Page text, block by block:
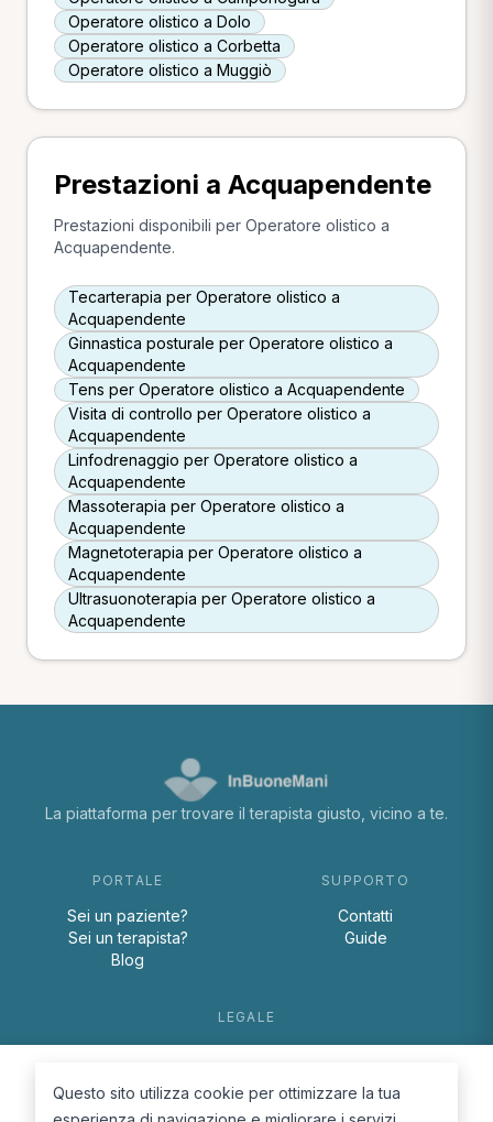
Operatore olistico a Dolo
Operatore olistico a Corbetta
Operatore olistico a Muggiò
Prestazioni a Acquapendente
Prestazioni disponibili per Operatore olistico a
Acquapendente.
Tecarterapia per Operatore olistico a
Acquapendente
Ginnastica posturale per Operatore olistico a
Acquapendente
Tens per Operatore olistico a Acquapendente
Visita di controllo per Operatore olistico a
Acquapendente
Linfodrenaggio per Operatore olistico a
Acquapendente
Massoterapia per Operatore olistico a
Acquapendente
Magnetoterapia per Operatore olistico a
Acquapendente
Ultrasuonoterapia per Operatore olistico a
Acquapendente
La piattaforma per trovare il terapista giusto, vicino a te.
PORTALE
Sei un paziente?
Sei un terapista?
Blog
SUPPORTO
Contatti
Guide
LEGALE
Cookie Policy
Questo sito utilizza cookie per ottimizzare la tua